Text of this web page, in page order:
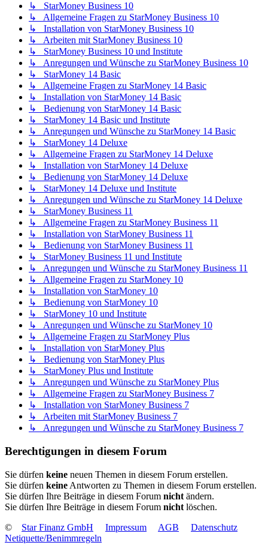
↳ StarMoney Business 10
↳ Allgemeine Fragen zu StarMoney Business 10
↳ Installation von StarMoney Business 10
↳ Arbeiten mit StarMoney Business 10
↳ StarMoney Business 10 und Institute
↳ Anregungen und Wünsche zu StarMoney Business 10
↳ StarMoney 14 Basic
↳ Allgemeine Fragen zu StarMoney 14 Basic
↳ Installation von StarMoney 14 Basic
↳ Bedienung von StarMoney 14 Basic
↳ StarMoney 14 Basic und Institute
↳ Anregungen und Wünsche zu StarMoney 14 Basic
↳ StarMoney 14 Deluxe
↳ Allgemeine Fragen zu StarMoney 14 Deluxe
↳ Installation von StarMoney 14 Deluxe
↳ Bedienung von StarMoney 14 Deluxe
↳ StarMoney 14 Deluxe und Institute
↳ Anregungen und Wünsche zu StarMoney 14 Deluxe
↳ StarMoney Business 11
↳ Allgemeine Fragen zu StarMoney Business 11
↳ Installation von StarMoney Business 11
↳ Bedienung von StarMoney Business 11
↳ StarMoney Business 11 und Institute
↳ Anregungen und Wünsche zu StarMoney Business 11
↳ Allgemeine Fragen zu StarMoney 10
↳ Installation von StarMoney 10
↳ Bedienung von StarMoney 10
↳ StarMoney 10 und Institute
↳ Anregungen und Wünsche zu StarMoney 10
↳ Allgemeine Fragen zu StarMoney Plus
↳ Installation von StarMoney Plus
↳ Bedienung von StarMoney Plus
↳ StarMoney Plus und Institute
↳ Anregungen und Wünsche zu StarMoney Plus
↳ Allgemeine Fragen zu StarMoney Business 7
↳ Installation von StarMoney Business 7
↳ Arbeiten mit StarMoney Business 7
↳ Anregungen und Wünsche zu StarMoney Business 7
Berechtigungen in diesem Forum
Sie dürfen keine neuen Themen in diesem Forum erstellen.
Sie dürfen keine Antworten zu Themen in diesem Forum erstellen.
Sie dürfen Ihre Beiträge in diesem Forum nicht ändern.
Sie dürfen Ihre Beiträge in diesem Forum nicht löschen.
©
Star Finanz GmbH Impressum AGB
Datenschutz
Netiquette/Benimmregeln